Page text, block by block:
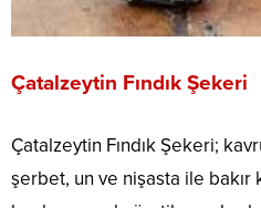
Çatalzeytin Fındık Şekeri
Çatalzeytin Fındık Şekeri;
şerbet, un ve nişasta ile bakır